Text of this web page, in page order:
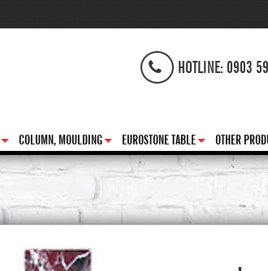
HOTLINE: 0903
+ +
COLUMN, MOULDING
+
EUROSTONE TABLE OTHER